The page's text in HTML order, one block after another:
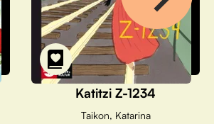
Katitzi Z-1234
Taikon, Katarina